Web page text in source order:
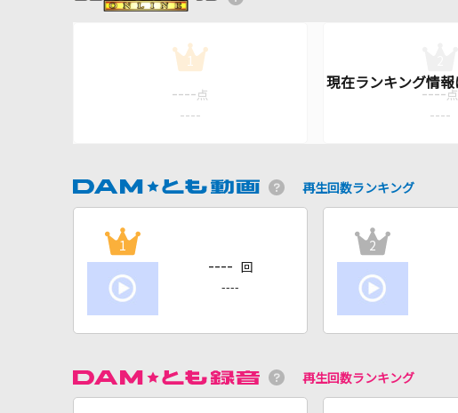
1
---- 点
----
---- 点
----
再生回数ランキング
1
---- 回
----
2
再生回数ランキング